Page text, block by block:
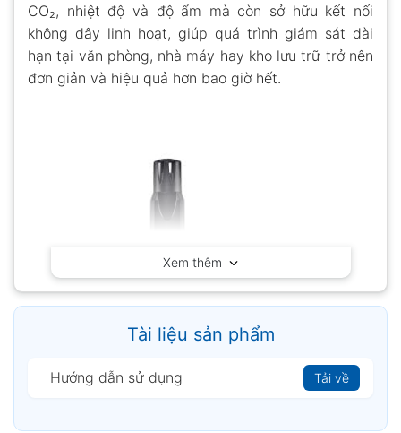
CO₂, nhiệt độ và độ ẩm mà còn sở hữu kết nối
không dây linh hoạt, giúp quá trình giám sát dài
hạn tại văn phòng, nhà máy hay kho lưu trữ trở nên
đơn giản và hiệu quả hơn bao giờ hết.
Xem thêm
Tài liệu sản phẩm
Hướng dẫn sử dụng Tải về